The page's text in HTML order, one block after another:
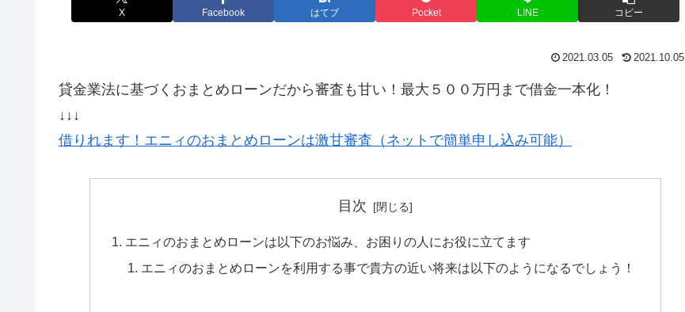
X Facebook はてブ Pocket LINE コピー
2021.03.05 2021.10.05
貸金業法に基づくおまとめローンだから審査も甘い！最大５００万円まで借金一本化！
↓↓↓
借りれます！エニィのおまとめローンは激甘審査（ネットで簡単申し込み可能）
目次
エニィのおまとめローンは以下のお悩み、お困りの人にお役に立てます
エニィのおまとめローンを利用する事で貴方の近い将来は以下のようになるでしょう！